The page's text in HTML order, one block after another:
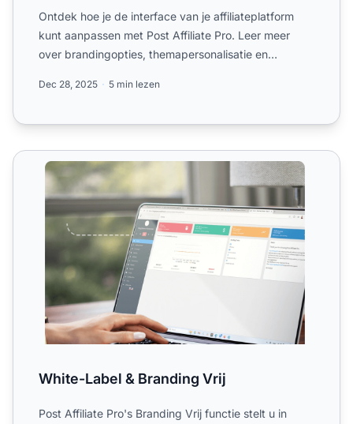
Ontdek hoe je de interface van je affiliateplatform
kunt aanpassen met Post Affiliate Pro. Leer meer
over brandingopties, themapersonalisatie en
Dec 28, 2025 5 min lezen
White-Label & Branding Vrij
White-Label & Branding Vrij
Post Affiliate Pro's Branding Vrij functie stelt u in